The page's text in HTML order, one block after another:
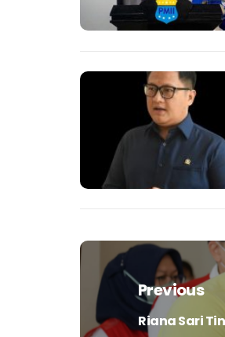
Navigasi
pos
Previous
Previous
Riana Sari